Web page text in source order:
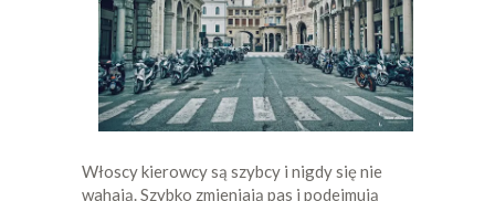
Włoscy kierowcy są szybcy i nigdy się nie
wahają. Szybko zmieniają pas i podejmują